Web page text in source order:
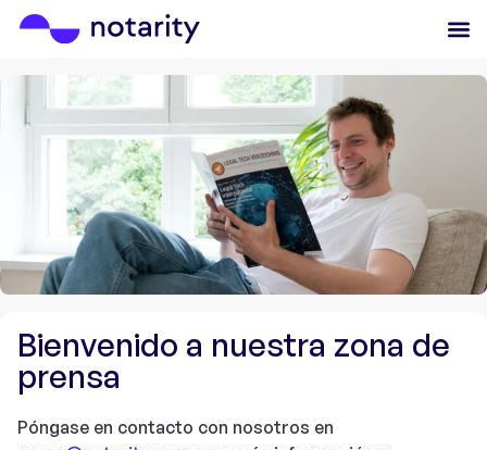
Bienvenido a nuestra zona de
prensa
Póngase en contacto con nosotros en